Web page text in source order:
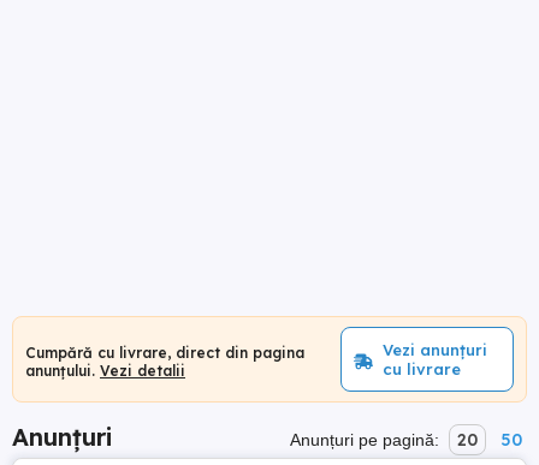
Cumpără cu livrare, direct din pagina
anunțului. Vezi detalii
Vezi anunțuri
cu livrare
Anunțuri Anunțuri pe pagină: 20 50